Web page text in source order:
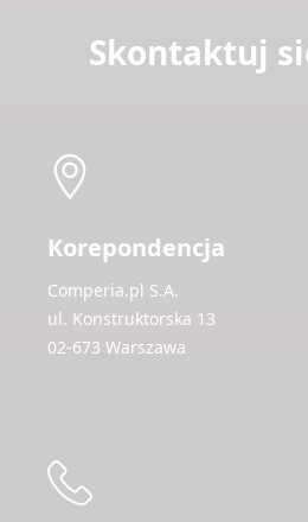
Skontaktuj
Korepondencja
Comperia.pl S.A.
ul. Konstruktorska 13
02-673 Warszawa